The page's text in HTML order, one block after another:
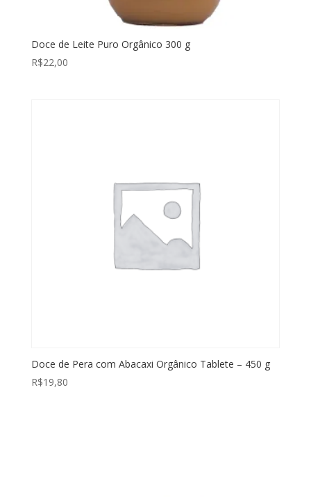
Doce de Leite Puro Orgânico 300 g
R$22,00
Doce de Pera com Abacaxi Orgânico Tablete – 450 g
R$19,80